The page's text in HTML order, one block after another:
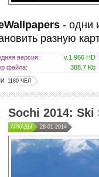
- одни
разную
версия:
v.1.966 HD
файла:
388.7 Kb
1180 ЧЕЛ
Sochi 2014:
АРКАДЫ 28-01-2014